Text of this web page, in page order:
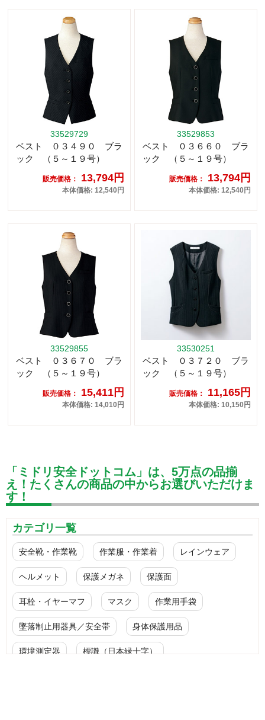
33529729
ベスト ０３４９０ ブラ
ック （５～１９号）
販売価格： 13,794円
本体価格: 12,540円
33529853
ベスト ０３６６０ ブラ
ック （５～１９号）
販売価格： 13,794円
本体価格: 12,540円
33529855
ベスト ０３６７０ ブラ
ック （５～１９号）
販売価格： 15,411円
本体価格: 14,010円
33530251
ベスト ０３７２０ ブラ
ック （５～１９号）
販売価格： 11,165円
本体価格: 10,150円
「ミドリ安全ドットコム」は、5万点の品揃
え！たくさんの商品の中からお選びいただけま
す！
カテゴリ一覧
安全靴・作業靴 作業服・作業着 レインウェア
ヘルメット 保護メガネ 保護面
耳栓・イヤーマフ マスク 作業用手袋
墜落制止用器具／安全帯 身体保護用品
環境測定器 標識（日本緑十字）